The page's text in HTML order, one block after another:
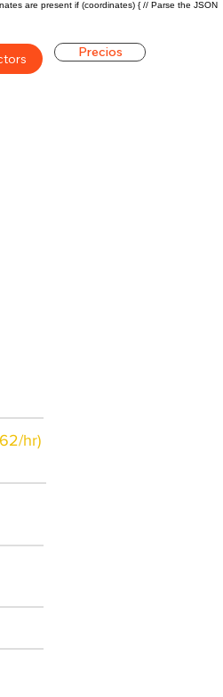
are present if (coordinates) { // Parse the JSON
Precios
hr)